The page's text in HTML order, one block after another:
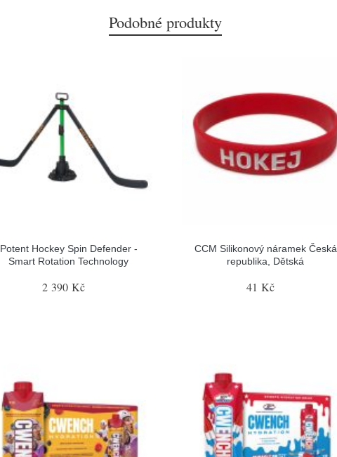
Podobné produkty
Potent Hockey Spin Defender -
Smart Rotation Technology
2 390 Kč
CCM Silikonový náramek Česká
republika, Dětská
41 Kč